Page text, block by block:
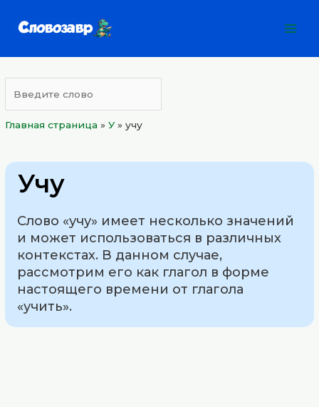
Главная страница »У »учу
Учу
Слово «учу» имеет несколько значений
и может использоваться в различных
контекстах. В данном случае,
рассмотрим его как глагол в форме
настоящего времени от глагола
«учить».